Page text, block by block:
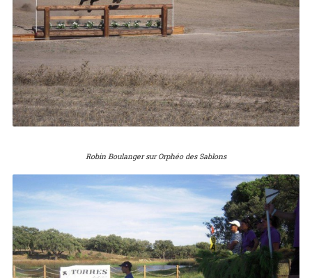
Robin Boulanger sur Orphéo des Sablons